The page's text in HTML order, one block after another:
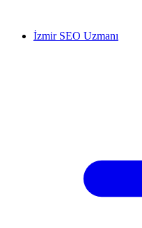
İzmir SEO Uzmanı